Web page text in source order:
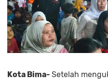
Kota Bima- Setelah